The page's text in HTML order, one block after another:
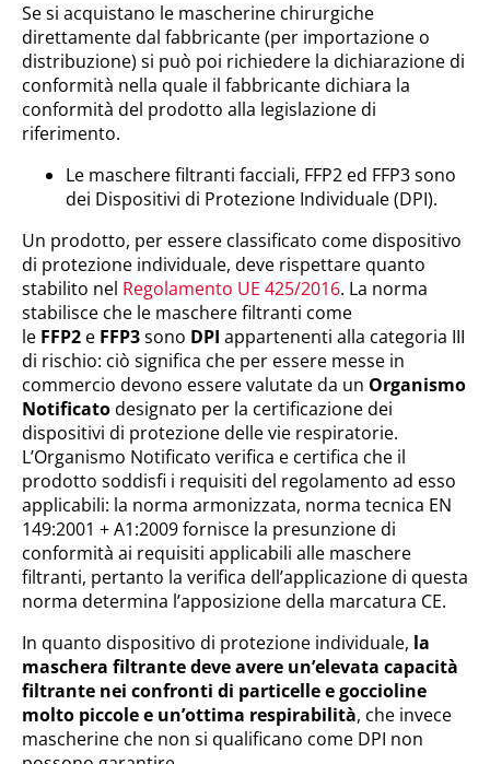
Se si acquistano le mascherine chirurgiche
direttamente dal fabbricante (per importazione o
distribuzione) si può poi richiedere la dichiarazione di
conformità nella quale il fabbricante dichiara la
conformità del prodotto alla legislazione di
riferimento.
Le maschere filtranti facciali, FFP2 ed FFP3 sono
dei Dispositivi di Protezione Individuale (DPI).
Un prodotto, per essere classificato come dispositivo
di protezione individuale, deve rispettare quanto
stabilito nel Regolamento UE 425/2016. La norma
stabilisce che le maschere filtranti come
le FFP2 e FFP3sono DPI appartenenti alla categoria III
di rischio: ciò significa che per essere messe in
commercio devono essere valutate da un Organismo
Notificatodesignato per la certificazione dei
dispositivi di protezione delle vie respiratorie.
L’Organismo Notificato verifica e certifica che il
prodotto soddisfi i requisiti del regolamento ad esso
applicabili: la norma armonizzata, norma tecnica EN
149:2001 + A1:2009 fornisce la presunzione di
conformità ai requisiti applicabili alle maschere
filtranti, pertanto la verifica dell’applicazione di questa
norma determina l’apposizione della marcatura CE.
In quanto dispositivo di protezione individuale, la
maschera filtrante deve avere un’elevata capacità
filtrante nei confronti di particelle e goccioline
molto piccole e un’ottima respirabilità, che invece
mascherine che non si qualificano come DPI non